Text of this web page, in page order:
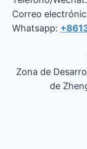
Correo
Whatsapp:
Zona de
de